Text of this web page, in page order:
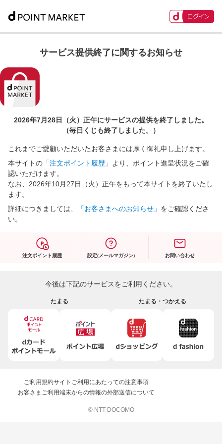
サービス提供終了に関するお知らせ
2026年7月28日（火）正午にサービスの提供を終了しました。
（毎日くじも終了しました。）
これまでご愛顧いただいたお客さまには厚く御礼申し上げます。
本サイトの 「注文ポイント履歴」
より、ポイント進呈状況をご確
認いただけます。
なお、2026年10月27日（火）正午をもって本サイトを終了いたし
ます。
詳細につきましては、
「お客さまへのお知らせ」 をご確認くださ
い。
注文ポイント履歴 設定(メールマガジン) お問い合わせ
今後は下記のサービスをご利用ください。
たまる たまる・つかえる
ご利用規約サイトご利用にあたっての注意事項
お客さまご利用端末からの情報の外部送信について
© NTT DOCOMO